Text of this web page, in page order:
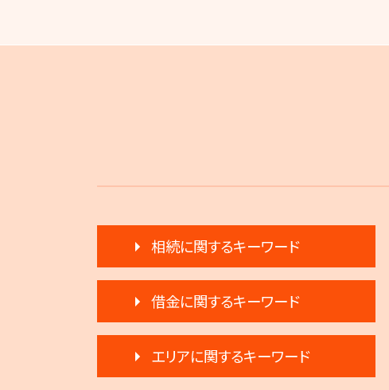
相続に関するキーワード
相続放棄 デメリット
限定承認とは 弁護士
生前贈与 注意点
相続 遺留分 割合
生前贈与 注意
借金に関するキーワード
借金返済
自己破産 条件
エリアに関するキーワード